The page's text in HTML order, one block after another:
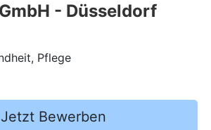
- Düsseldorf
Pflege
Jetzt Bewerben